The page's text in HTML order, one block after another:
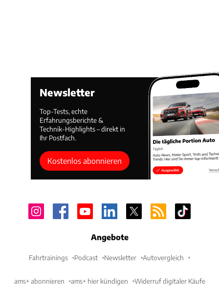
Newsletter
Top-Tests, echte
Erfahrungsberichte &
Technik-Highlights – direkt in
Ihr Postfach.
Kostenlos abonnieren
Angebote
Fahrtrainings Podcast Newsletter Autovergleich
ams+ abonnieren ams+ hier kündigen Widerruf digitaler Käufe